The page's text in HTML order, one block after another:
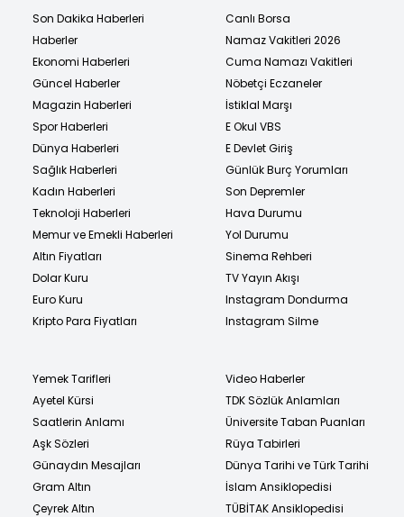
Son Dakika Haberleri
Haberler
Ekonomi Haberleri
Güncel Haberler
Magazin Haberleri
Spor Haberleri
Dünya Haberleri
Sağlık Haberleri
Kadın Haberleri
Teknoloji Haberleri
Memur ve Emekli Haberleri
Altın Fiyatları
Dolar Kuru
Euro Kuru
Kripto Para Fiyatları
Canlı Borsa
Namaz Vakitleri 2026
Cuma Namazı Vakitleri
Nöbetçi Eczaneler
İstiklal Marşı
E Okul VBS
E Devlet Giriş
Günlük Burç Yorumları
Son Depremler
Hava Durumu
Yol Durumu
Sinema Rehberi
TV Yayın Akışı
Instagram Dondurma
Instagram Silme
Yemek Tarifleri
Ayetel Kürsi
Saatlerin Anlamı
Aşk Sözleri
Günaydın Mesajları
Gram Altın
Çeyrek Altın
Video Haberler
TDK Sözlük Anlamları
Üniversite Taban Puanları
Rüya Tabirleri
Dünya Tarihi ve Türk Tarihi
İslam Ansiklopedisi
TÜBİTAK Ansiklopedisi